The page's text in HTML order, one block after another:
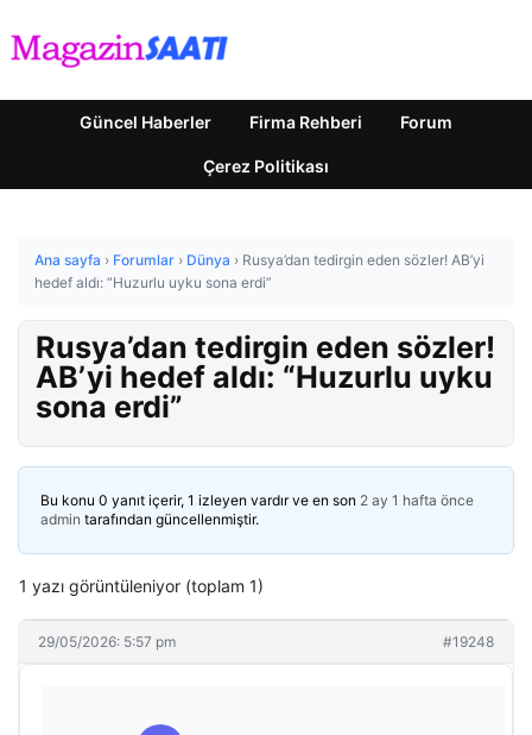
Güncel Haberler Firma Rehberi Forum
Çerez Politikası
Ana sayfa › Forumlar › Dünya › Rusya’dan tedirgin eden sözler! AB’yi
hedef aldı: “Huzurlu uyku sona erdi”
Rusya’dan tedirgin eden sözler!
AB’yi hedef aldı: “Huzurlu uyku
sona erdi”
Bu konu 0 yanıt içerir, 1 izleyen vardır ve en son 2 ay 1 hafta önce
admin tarafından güncellenmiştir.
1 yazı görüntüleniyor (toplam 1)
29/05/2026: 5:57 pm #19248